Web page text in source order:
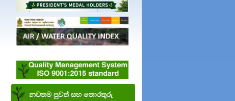
නවතම පුවත් සහ තොරතුරු